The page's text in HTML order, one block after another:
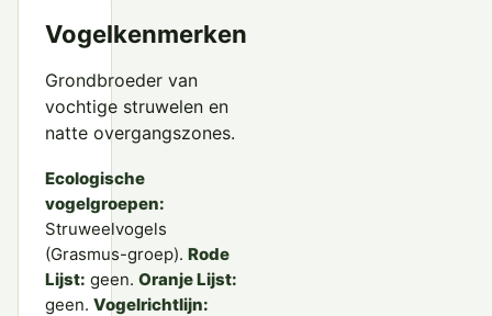
Vogelkenmerken
Grondbroeder van
vochtige struwelen en
natte overgangszones.
Ecologische
vogelgroepen:
Struweelvogels
(Grasmus-groep). Rode
Lijst: geen. Oranje Lijst:
geen. Vogelrichtlijn: